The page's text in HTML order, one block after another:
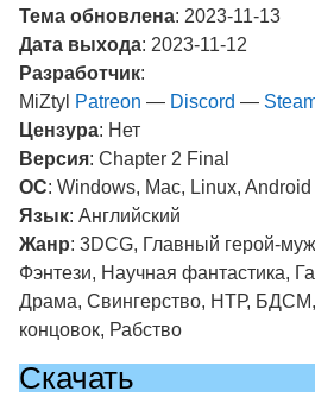
Тема обновлена: 2023-11-13
Дата выхода: 2023-11-12
Разработчик:
MiZtyl Patreon — Discord —
Цензура: Нет
Версия: Chapter 2 Final
ОС: Windows, Mac, Linux, Android
Язык: Английский
Жанр: 3DCG, Главный герой-
Фэнтези, Научная фантастика,
Драма, Свингерство, НТР,
концовок, Рабство
Скачать